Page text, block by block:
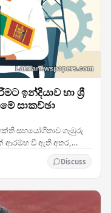
ඉන්දියාව හා ශ්‍රී
සාකච්ඡා
සහයෝගිතාව ගැඹුරු
ආරම්භ වී ඇති අතර,
Discuss